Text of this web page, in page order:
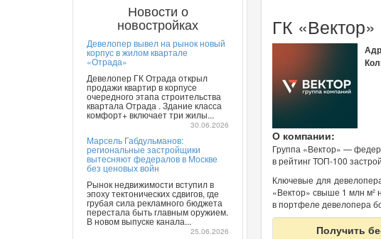
Новости о
новостройках
Девелопер вывел на рынок новый
корпус в жилом квартале
«Отрада»
Девелопер ГК Отрада открыл
продажи квартир в корпусе
очередного этапа строительства
квартала Отрада . Здание класса
комфорт+ включает три жилы...
30.06.2026
Марсель Габдульманов:
региональные застройщики
вытесняют федералов в Москве
без ценовых войн
Рынок недвижимости вступил в
эпоху тектонических сдвигов, где
грубая сила рекламного бюджета
перестала быть главным оружием.
В новом выпуске канала...
25.06.2026
ГК «Вектор»
О компании:
Группа «Вектор» —
в рейтинг ТОП-100
Ключевые для
«Вектор» свыше 1 млн м²
в портфеле девелопера
Получить